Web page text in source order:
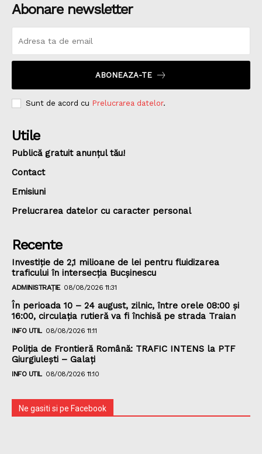
Abonare newsletter
ABONEAZA-TE
Sunt de acord cu Prelucrarea datelor.
Utile
Publică gratuit anunțul tău!
Contact
Emisiuni
Prelucrarea datelor cu caracter personal
Recente
Investiție de 2,1 milioane de lei pentru fluidizarea
traficului în intersecția Bucșinescu
ADMINISTRAȚIE 08/08/2026 11:31
În perioada 10 – 24 august, zilnic, între orele 08:00 și
16:00, circulația rutieră va fi închisă pe strada Traian
INFO UTIL 08/08/2026 11:11
Poliţia de Frontieră Română: TRAFIC INTENS la PTF
Giurgiulești – Galați
INFO UTIL 08/08/2026 11:10
Ne gasiti si pe Facebook